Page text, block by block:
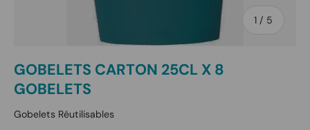
1 / de
5
GOBELETS CARTON 25CL X 8
GOBELETS
Gobelets Réutilisables